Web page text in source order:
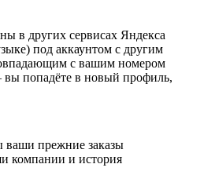
в других сервисах Яндекса
под аккаунтом с другим
с вашим номером
попадёте в новый профиль,
ваши прежние заказы
компании и история